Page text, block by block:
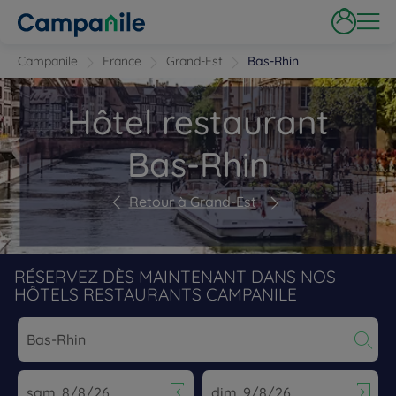
Campanile France Grand-Est Bas-Rhin
Hôtel restaurant
Bas-Rhin
Retour à Grand-Est
RÉSERVEZ DÈS MAINTENANT DANS NOS
HÔTELS RESTAURANTS CAMPANILE